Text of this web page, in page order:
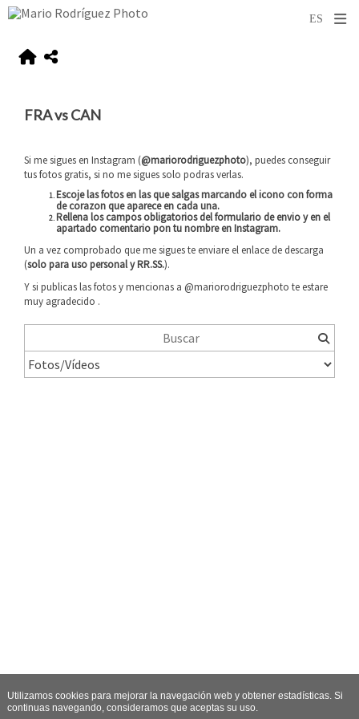
FRA vs CAN
Si me sigues en Instagram (@mariorodriguezphoto), puedes conseguir
tus fotos gratis, si no me sigues solo podras verlas.
Escoje las fotos en las que salgas marcando el icono con forma
de corazon que aparece en cada una.
Rellena los campos obligatorios del formulario de envio yen el
apartado comentario pon tu nombre en Instagram.
Un a vez comprobado que me sigues te enviare el enlace de descarga
(solo para uso personal y RR.SS.).
Y si publicas las fotos y mencionas a @mariorodriguezphoto te estare
muy agradecido .
Utilizamos cookies para mejorar la navegación web y obtener estadísticas. Si
continuas navegando, consideramos que aceptas su uso.